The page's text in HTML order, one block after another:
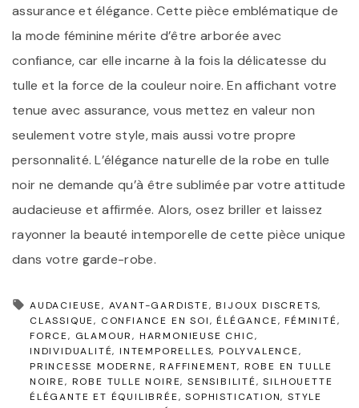
assurance et élégance. Cette pièce emblématique de
la mode féminine mérite d’être arborée avec
confiance, car elle incarne à la fois la délicatesse du
tulle et la force de la couleur noire. En affichant votre
tenue avec assurance, vous mettez en valeur non
seulement votre style, mais aussi votre propre
personnalité. L’élégance naturelle de la robe en tulle
noir ne demande qu’à être sublimée par votre attitude
audacieuse et affirmée. Alors, osez briller et laissez
rayonner la beauté intemporelle de cette pièce unique
dans votre garde-robe.
AUDACIEUSE AVANT-GARDISTE
BIJOUX DISCRETS
CLASSIQUE
CONFIANCE EN SOI ÉLÉGANCE
FÉMINITÉ
FORCE
GLAMOUR HARMONIEUSE CHIC
INDIVIDUALITÉ INTEMPORELLES POLYVALENCE
PRINCESSE MODERNE
RAFFINEMENT ROBE EN TULLE
NOIRE
ROBE TULLE NOIRE SENSIBILITÉ
SILHOUETTE
ÉLÉGANTE ET ÉQUILIBRÉE
SOPHISTICATION STYLE